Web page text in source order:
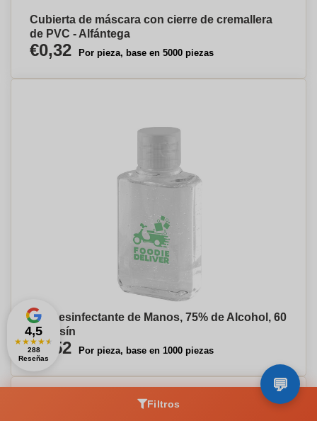
Cubierta de máscara con cierre de cremallera
de PVC - Alfántega
€0,32 Por pieza, base en 5000 piezas
Gel Desinfectante de Manos, 75% de Alcohol, 60
ml - Asín
€1,52 Por pieza, base en 1000 piezas
Filtros
4,5
★★★★★
288
Reseñas